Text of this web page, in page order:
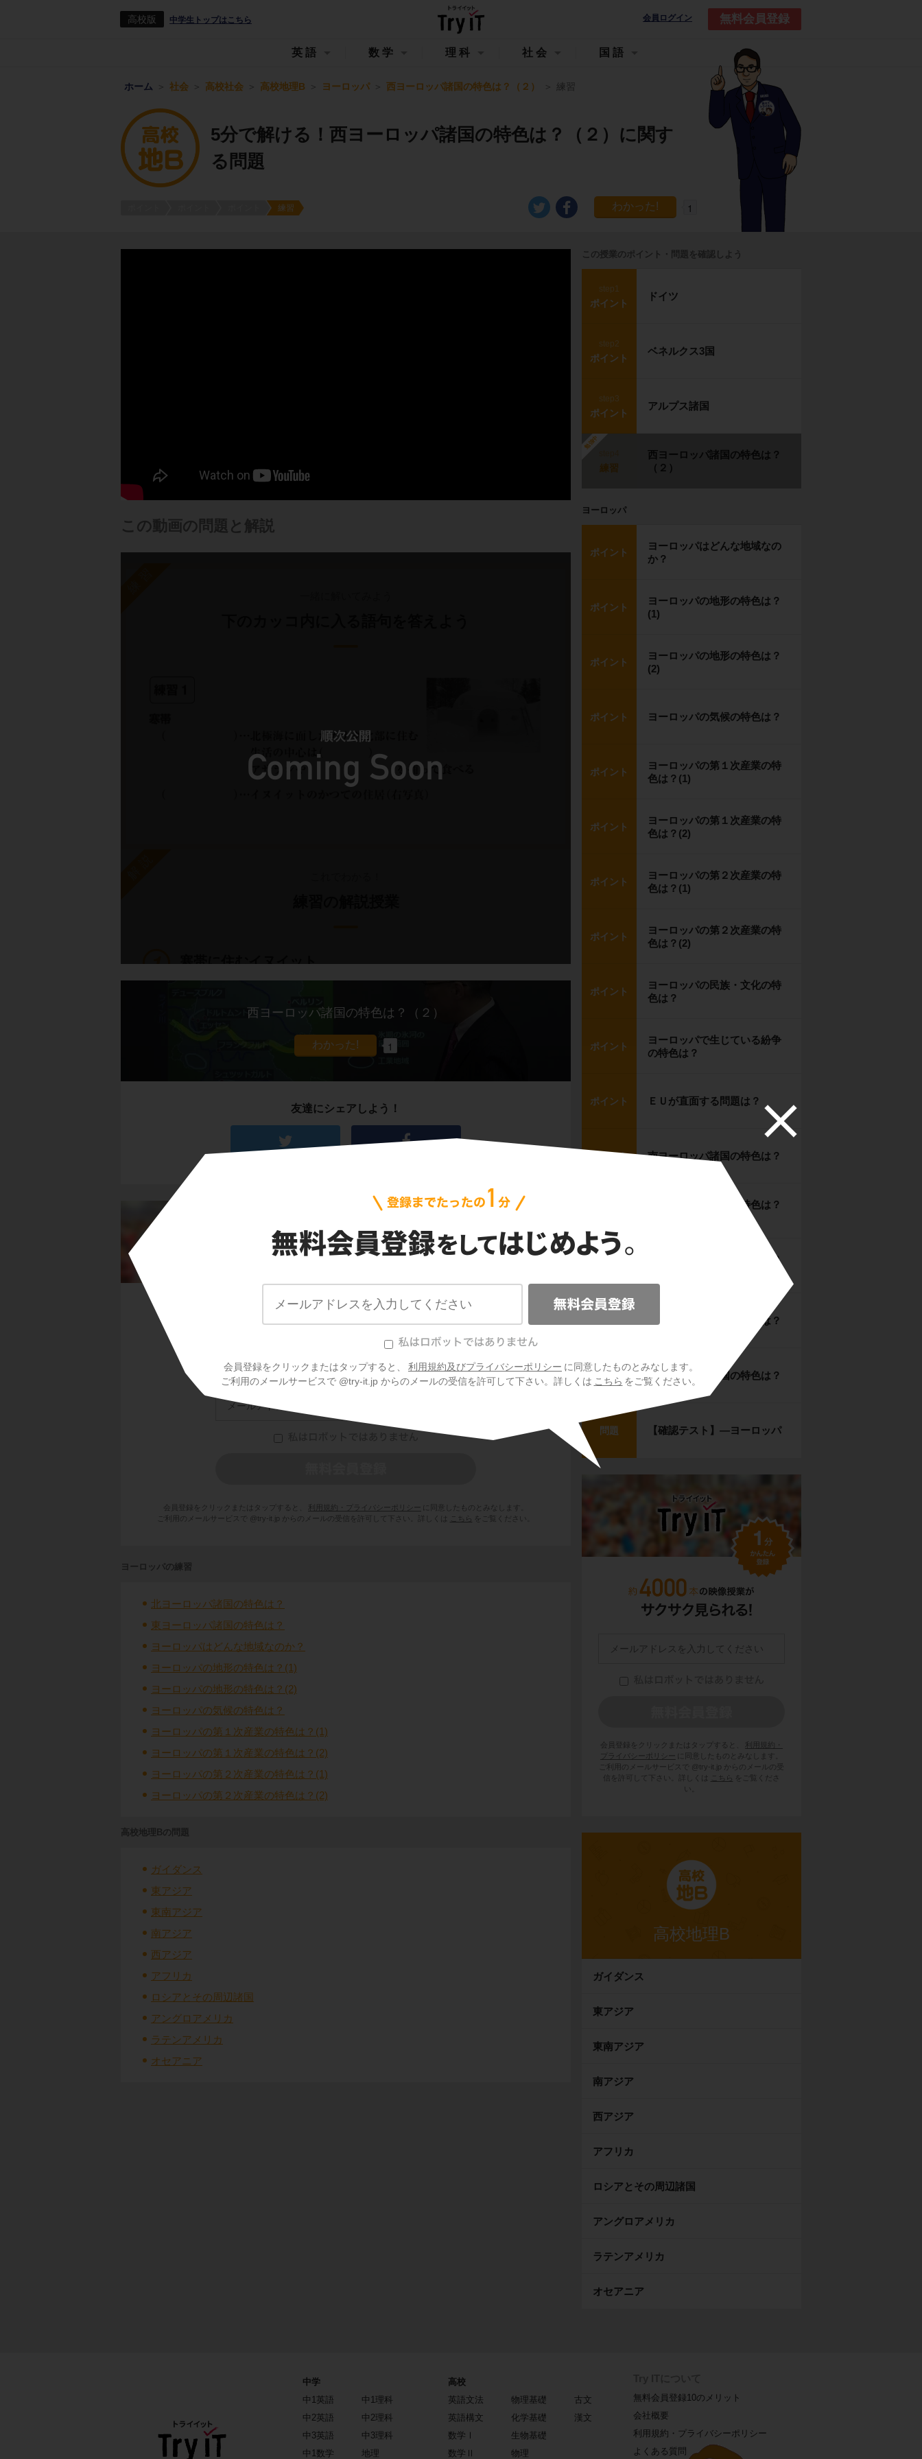
高校版 中学生トップはこちら 会員ログイン 無料会員登録
会員登録をクリックまたはタップすると、 利用規約及びプライバシーポリシー に同意したものとみなします。
ご利用のメールサービスで @try-it.jp からのメールの受信を許可して下さい。詳しくは こちら をご覧ください。
英語 数学 理科 社会 国語
ホーム 社会 高校社会 高校地理B ヨーロッパ 西ヨーロッパ諸国の特色は？（２） 練習
5分で解ける！西ヨーロッパ諸国の特色は？（２）に関す
る問題
練習 1
この動画の問題と解説
寒帯に住むイヌイット
北極海に面したカナダ北部は、一年中気温が低いという話をしまし
そんな気候の中で暮らしているのがイヌイット
イヌイットの生活の中心は
を捕って食べています。
西ヨーロッパ諸国の特色は？（２）
1
友達にシェアしよう！
学校で使っている教科書にあわせて勉強できる
会員登録をクリックまたはタップすると、 利用規約・プライバシーポリシー
に同意したものとみなします。
ご利用のメールサービスで @try-it.jp からのメールの受信を許可して下さい。詳しくは
こちら をご覧ください。
ヨーロッパの練習
北ヨーロッパ諸国の特色は？
東ヨーロッパ諸国の特色は？
ヨーロッパはどんな地域なのか？
ヨーロッパの地形の特色は？(1)
ヨーロッパの地形の特色は？(2)
ヨーロッパの気候の特色は？
ヨーロッパの第１次産業の特色は？(1)
ヨーロッパの第１次産業の特色は？(2)
ヨーロッパの第２次産業の特色は？(1)
ヨーロッパの第２次産業の特色は？(2)
高校地理Bの問題
ガイダンス
東アジア
東南アジア
南アジア
西アジア
アフリカ
ロシアとその周辺諸国
アングロアメリカ
ラテンアメリカ
オセアニア
この授業のポイント・問題を確認しよう
step1
ポイント
ドイツ
step2
ポイント
ベネルクス3国
step3
ポイント
アルプス諸国
勉強中
練習
西ヨーロッパ諸国の特色は？
（２）
ヨーロッパ
ポイント
ヨーロッパはどんな地域なの
か？
ポイント
ヨーロッパの地形の特色は？
(1)
ポイント
ヨーロッパの地形の特色は？
(2)
ポイント ヨーロッパの気候の特色は？
ポイント
ヨーロッパの第１次産業の特
色は？(1)
ポイント
ヨーロッパの第１次産業の特
色は？(2)
ポイント
ヨーロッパの第２次産業の特
色は？(1)
ポイント
ヨーロッパの第２次産業の特
色は？(2)
ポイント
ヨーロッパの民族・文化の特
色は？
ポイント
ヨーロッパで生じている紛争
の特色は？
ポイント ＥＵが直面する問題は？
ポイント 南ヨーロッパ諸国の特色は？
西ヨーロッパ諸国の特色は？
西ヨーロッパ諸国の特色は？
北ヨーロッパ諸国の特色は？
ポイント 東ヨーロッパ諸国の特色は？
問題 【確認テスト】―ヨーロッパ
会員登録をクリックまたはタップすると、
利用規約・
プライバシーポリシー
に同意したものとみなします。
ご利用のメールサービスで @try-it.jp からのメールの受
信を許可して下さい。詳しくは
こちら
をご覧くださ
い。
高校地理B
ガイダンス
東アジア
東南アジア
南アジア
西アジア
アフリカ
ロシアとその周辺諸国
アングロアメリカ
ラテンアメリカ
オセアニア
中学
中1英語
中2英語
中3英語
中1数学
中1理科
中2理科
中3理科
地理
高校
英語文法
英語構文
数学Ⅰ
数学Ⅱ
物理基礎
化学基礎
生物基礎
物理
古文
漢文
無料会員登録10のメリット
会社概要
利用規約・プライバシーポリシー
よくある質問